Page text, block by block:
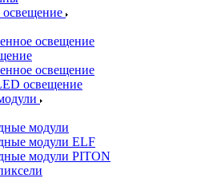
освещение
освещение
освещение
модули
модули ELF
модули PITON